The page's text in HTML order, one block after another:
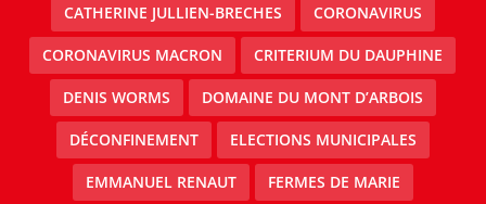
CATHERINE JULLIEN-BRECHES CORONAVIRUS
CORONAVIRUS MACRON CRITERIUM DU DAUPHINE
DENIS WORMS DOMAINE DU MONT D’ARBOIS
DÉCONFINEMENT ELECTIONS MUNICIPALES
EMMANUEL RENAUT FERMES DE MARIE